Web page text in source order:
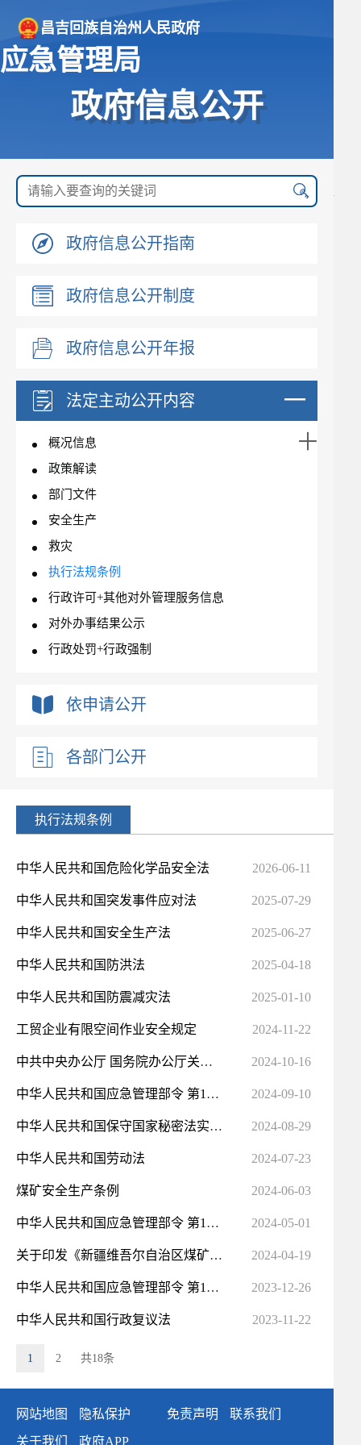
昌吉回族自治州人民政府
应急管理局
政府信息公开
政府信息公开指南
政府信息公开制度
政府信息公开年报
法定主动公开内容
概况信息
政策解读
部门文件
安全生产
救灾
执行法规条例
行政许可+其他对外管理服务信息
对外办事结果公示
行政处罚+行政强制
依申请公开
各部门公开
执行法规条例
中华人民共和国危险化学品安全法 2026-06-11
中华人民共和国突发事件应对法 2025-07-29
中华人民共和国安全生产法 2025-06-27
中华人民共和国防洪法 2025-04-18
中华人民共和国防震减灾法 2025-01-10
工贸企业有限空间作业安全规定 2024-11-22
中共中央办公厅 国务院办公厅关于进一步提升基层应急管理能力的意见 2024-10-16
中华人民共和国应急管理部令 第16号 2024-09-10
中华人民共和国保守国家秘密法实施条例（全文） 2024-08-29
中华人民共和国劳动法 2024-07-23
煤矿安全生产条例 2024-06-03
中华人民共和国应急管理部令 第15号 2024-05-01
关于印发《新疆维吾尔自治区煤矿智能化建设验收管理办法（暂行）》的通知 2024-04-19
中华人民共和国应急管理部令 第13号 2023-12-26
中华人民共和国行政复议法 2023-11-22
1 2 共18条
网站地图 隐私保护 免责声明
联系我们
关于我们
政府APP